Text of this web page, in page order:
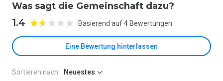
Was sagt die Gemeinschaft dazu?
1.4 Basierend auf 4 Bewertungen
Eine Bewertung hinterlassen
Sortieren nach: Neuestes